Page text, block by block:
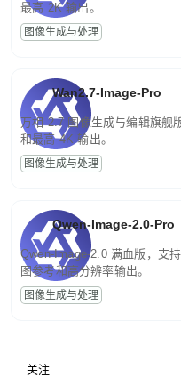
最高 2K 输出。
图像生成与处理
Wan2.7-Image-Pro
万相 2.7 图像生成与编辑旗舰
和最高 4K 输出。
图像生成与处理
Qwen-Image-2.0-Pro
Qwen-Image-2.0 满血版，支
图参考和高分辨率输出。
图像生成与处理
关注